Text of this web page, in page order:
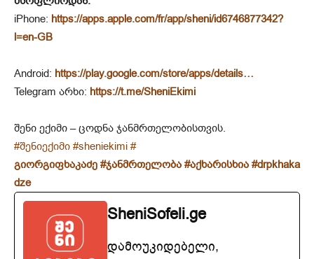
iPhone: https://apps.apple.com/fr/app/sheni/id6746877342?
l=en-GB
Android: https://play.google.com/store/apps/details…
Telegram არხი: https://t.me/SheniEkimi
შენი ექიმი – ცოდნა ჯანმრთელობისთვის.
#შენიექიმი #sheniekimi #
გიორგიფხაკაძე #ჯანმრთელობა #აქხარისხია #drpkhaka
dze
SheniSofeli.ge
დამოუკიდებელი,